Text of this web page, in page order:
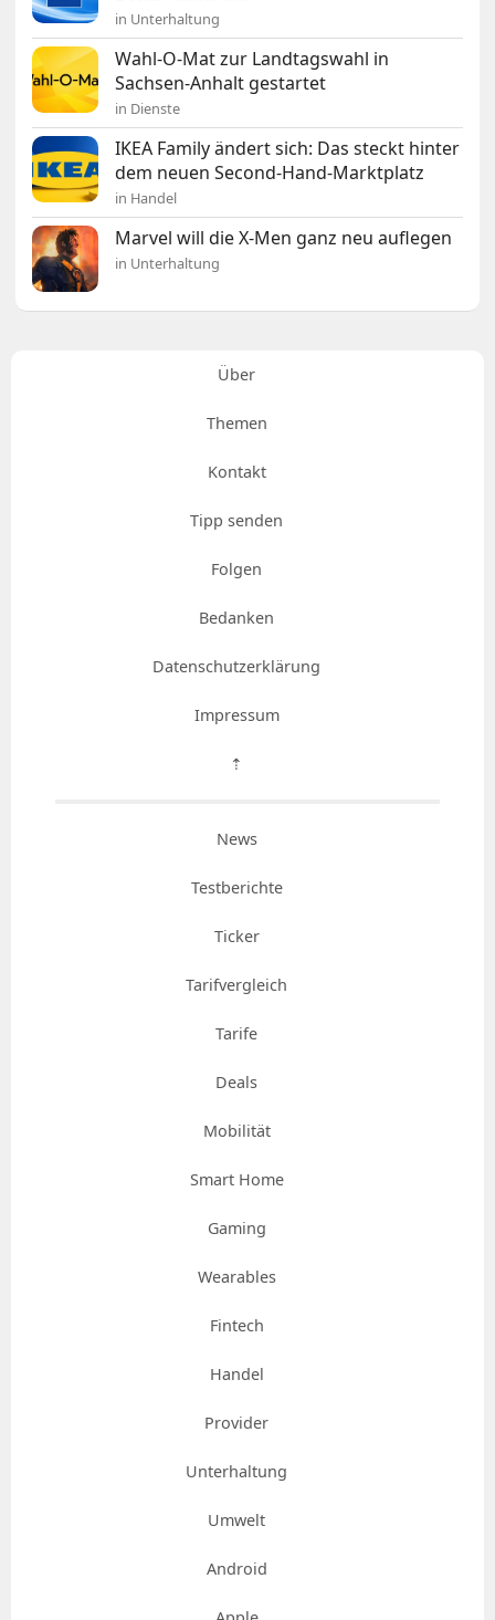
in Unterhaltung
Wahl-O-Mat zur Landtagswahl in
Sachsen-Anhalt gestartet
in Dienste
IKEA Family ändert sich: Das steckt hinter
dem neuen Second-Hand-Marktplatz
in Handel
Marvel will die X-Men ganz neu auflegen
in Unterhaltung
Über
Themen
Kontakt
Tipp senden
Folgen
Bedanken
Datenschutzerklärung
Impressum
⇡
News
Testberichte
Ticker
Tarifvergleich
Tarife
Deals
Mobilität
Smart Home
Gaming
Wearables
Fintech
Handel
Provider
Unterhaltung
Umwelt
Android